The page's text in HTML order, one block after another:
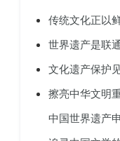
传统文化正以
世界遗产是联
文化遗产保护
擦亮中华文明
中国世界遗产